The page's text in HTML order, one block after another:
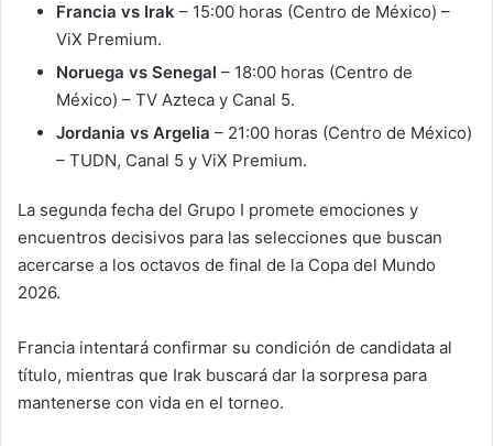
Francia vs Irak – 15:00 horas (Centro de México) –
ViX Premium.
Noruega vs Senegal – 18:00 horas (Centro de
México) – TV Azteca y Canal 5.
Jordania vs Argelia – 21:00 horas (Centro de México)
– TUDN, Canal 5 y ViX Premium.
La segunda fecha del Grupo I promete emociones y
encuentros decisivos para las selecciones que buscan
acercarse a los octavos de final de la Copa del Mundo
2026.
Francia intentará confirmar su condición de candidata al
título, mientras que Irak buscará dar la sorpresa para
mantenerse con vida en el torneo.